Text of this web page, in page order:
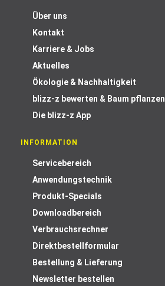
Über uns
Kontakt
Karriere & Jobs
Aktuelles
Ökologie & Nachhaltigkeit
blizz-z bewerten & Baum pflanzen
Die blizz-z App
INFORMATION
Servicebereich
Anwendungstechnik
Produkt-Specials
Downloadbereich
Verbrauchsrechner
Direktbestellformular
Bestellung & Lieferung
Newsletter bestellen